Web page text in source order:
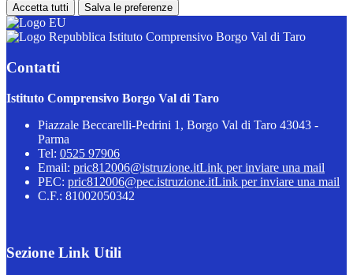
Accetta tutti Salva le preferenze
Istituto Comprensivo Borgo Val di Taro
Contatti
Istituto Comprensivo Borgo Val di Taro
Piazzale Beccarelli-Pedrini 1, Borgo Val di Taro 43043 -
Parma
Tel: 0525 97906
Email: pric812006@istruzione.itLink per inviare una mail
PEC: pric812006@pec.istruzione.itLink per inviare una mail
C.F.: 81002050342
Sezione Link Utili